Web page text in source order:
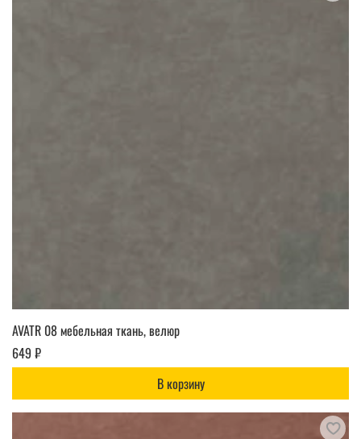
AVATR 08 мебельная ткань, велюр
649 ₽
В корзину